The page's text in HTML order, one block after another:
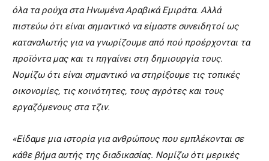
όλα τα ρούχα στα Ηνωμένα Αραβικά Εμιράτα. Αλλά
πιστεύω ότι είναι σημαντικό να είμαστε συνειδητοί ως
καταναλωτής για να γνωρίζουμε από πού προέρχονται τα
προϊόντα μας και τι πηγαίνει στη δημιουργία τους.
Νομίζω ότι είναι σημαντικό να στηρίξουμε τις τοπικές
οικονομίες, τις κοινότητες, τους αγρότες και τους
εργαζόμενους στα τζιν.
«Είδαμε μια ιστορία για ανθρώπους που εμπλέκονται σε
κάθε βήμα αυτής της διαδικασίας. Νομίζω ότι μερικές